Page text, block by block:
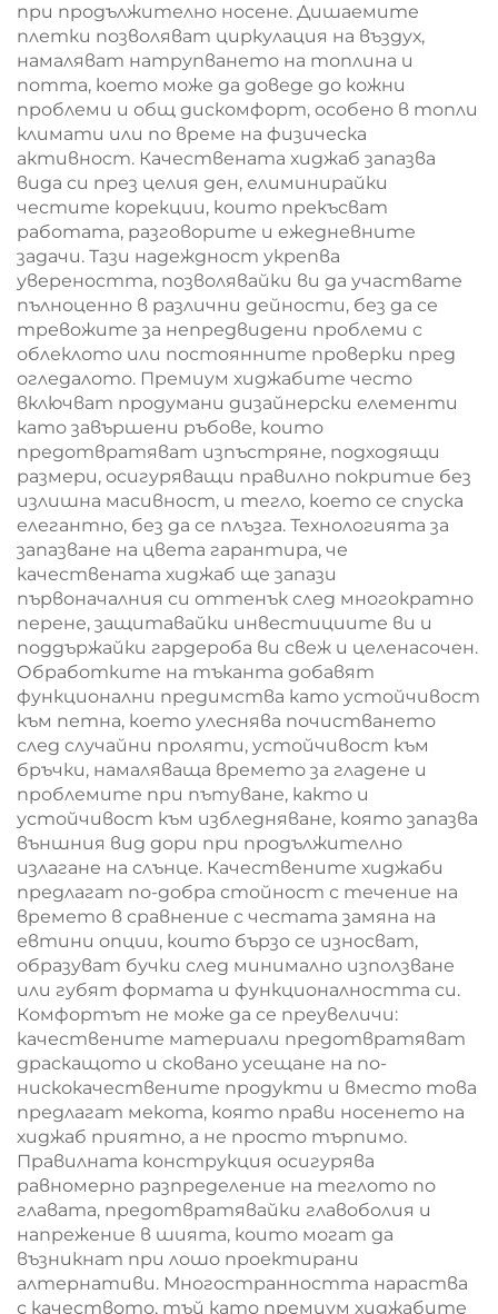
при продължително носене. Дишаемите
плетки позволяват циркулация на въздух,
намаляват натрупването на топлина и
потта, което може да доведе до кожни
проблеми и общ дискомфорт, особено в топли
климати или по време на физическа
активност. Качествената хиджаб запазва
вида си през целия ден, елиминирайки
честите корекции, които прекъсват
работата, разговорите и ежедневните
задачи. Тази надеждност укрепва
увереността, позволявайки ви да участвате
пълноценно в различни дейности, без да се
тревожите за непредвидени проблеми с
облеклото или постоянните проверки пред
огледалото. Премиум хиджабите често
включват продумани дизайнерски елементи
като завършени ръбове, които
предотвратяват изпъстряне, подходящи
размери, осигуряващи правилно покритие без
излишна масивност, и тегло, което се спуска
елегантно, без да се плъзга. Технологията за
запазване на цвета гарантира, че
качествената хиджаб ще запази
първоначалния си оттенък след многократно
перене, защитавайки инвестициите ви и
поддържайки гардероба ви свеж и целенасочен.
Обработките на тъканта добавят
функционални предимства като устойчивост
към петна, което улеснява почистването
след случайни проляти, устойчивост към
бръчки, намаляваща времето за гладене и
проблемите при пътуване, както и
устойчивост към избледняване, която запазва
външния вид дори при продължително
излагане на слънце. Качествените хиджаби
предлагат по-добра стойност с течение на
времето в сравнение с честата замяна на
евтини опции, които бързо се износват,
образуват бучки след минимално използване
или губят формата и функционалността си.
Комфортът не може да се преувеличи:
качествените материали предотвратяват
драскащото и сковано усещане на по-
нискокачествените продукти и вместо това
предлагат мекота, която прави носенето на
хиджаб приятно, а не просто търпимо.
Правилната конструкция осигурява
равномерно разпределение на теглото по
главата, предотвратявайки главоболия и
напрежение в шията, които могат да
възникнат при лошо проектирани
алтернативи. Многостранността нараства
с качеството, тъй като премиум хиджабите